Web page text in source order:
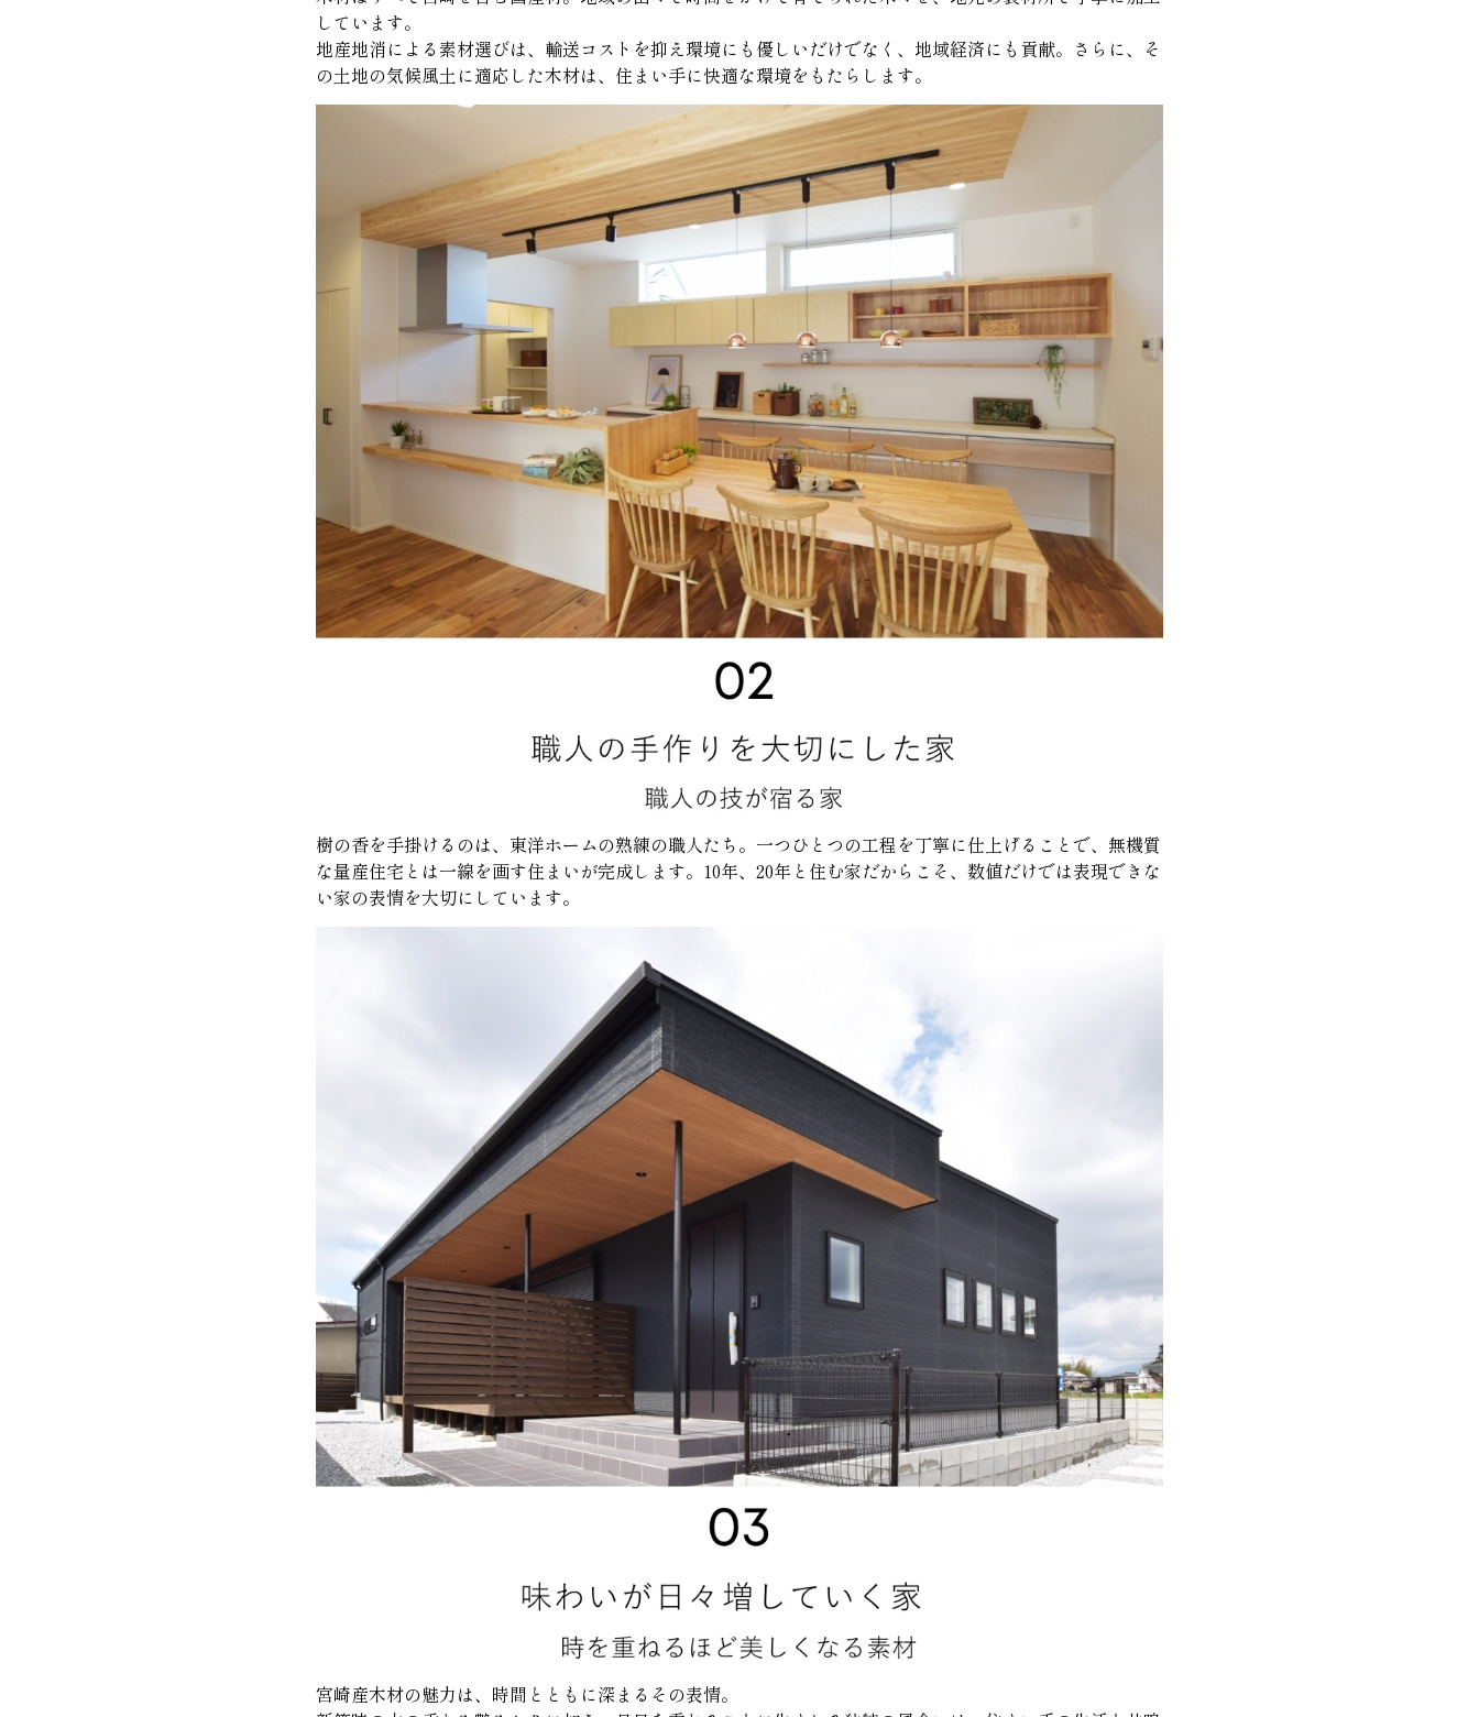
しています。
地産地消による素材選びは、輸送コストを抑え環境にも優しいだけでなく、地域経済にも貢献。さらに、そ
の土地の気候風土に適応した木材は、住まい手に快適な環境をもたらします。
樹の香を手掛けるのは、東洋ホームの熟練の職人たち。一つひとつの工程を丁寧に仕上げることで、無機質
な量産住宅とは一線を画す住まいが完成します。10年、20年と住む家だからこそ、数値だけでは表現できな
い家の表情を大切にしています。
宮崎産木材の魅力は、時間とともに深まるその表情。